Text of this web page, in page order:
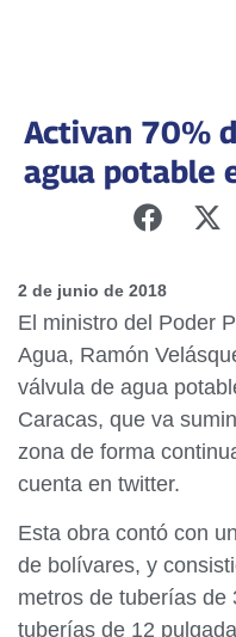
Activan 70%
agua potable
2 de junio de 2018
El ministro del Poder
Agua, Ramón
válvula de agua
Caracas, que va
zona de forma
cuenta en twitter.
Esta obra contó con
de bolívares, y
metros de tuberías de
tuberías de 12